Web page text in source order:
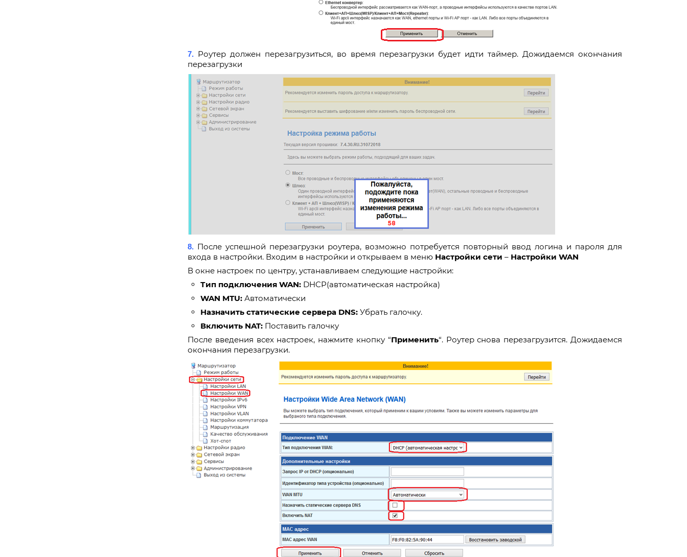
7. Роутер должен перезагрузиться, во время перезагрузки будет идти таймер. Дожидаемся окончания
перезагрузки
8. После успешной перезагрузки роутера, возможно потребуется повторный ввод логина и пароля для
входа в настройки. Входим в настройки и открываем в меню Настройки сети – Настройки WAN
В окне настроек по центру, устанавливаем следующие настройки:
Тип подключения WAN: DHCP(автоматическая настройка)
WAN MTU: Автоматически
Назначить статические сервера DNS: Убрать галочку.
Включить NAT: Поставить галочку
После введения всех настроек, нажмите кнопку “Применить“. Роутер снова перезагрузится. Дожидаемся
окончания перезагрузки.